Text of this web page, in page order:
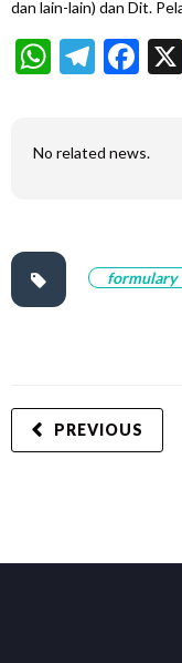
dan lain-lain) dan Dit.
No related news.
formulary
PREVIOUS